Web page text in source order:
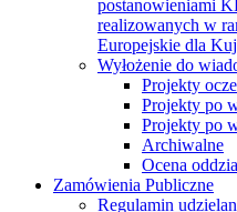
postanowieniami
realizowanych w
Europejskie dla
Wyłożenie do
Projekty
Projekty po
Projekty po
Archiwalne
Ocena
Zamówienia Publiczne
Regulamin